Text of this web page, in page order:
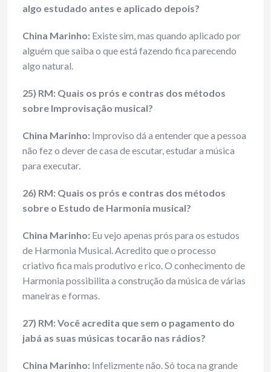
algo estudado antes e aplicado depois?
China Marinho: Existe sim, mas quando aplicado por
alguém que saiba o que está fazendo fica parecendo
algo natural.
25) RM: Quais os prós e contras dos métodos
sobre Improvisação musical?
China Marinho: Improviso dá a entender que a pessoa
não fez o dever de casa de escutar, estudar a música
para executar.
26) RM: Quais os prós e contras dos métodos
sobre o Estudo de Harmonia musical?
China Marinho: Eu vejo apenas prós para os estudos
de Harmonia Musical. Acredito que o processo
criativo fica mais produtivo e rico. O conhecimento de
Harmonia possibilita a construção da música de várias
maneiras e formas.
27) RM: Você acredita que sem o pagamento do
jabá as suas músicas tocarão nas rádios?
China Marinho: Infelizmente não. Só toca na grande